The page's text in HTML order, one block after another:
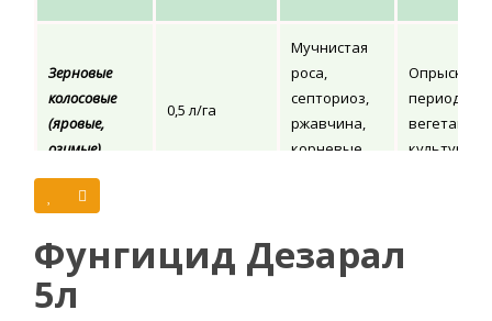
Зерновые
колосовые
(яровые,
озимые)
0,5 л/га
Мучнистая
роса,
септориоз,
ржавчина,
корневые
период
вегетации
культуры
Фунгицид Дезарал
5л